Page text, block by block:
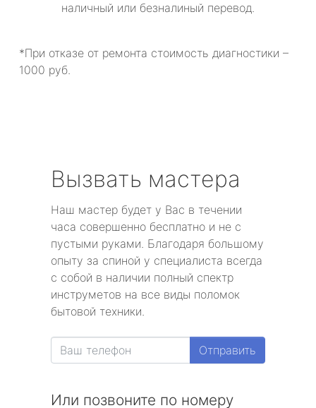
наличный или безналиный перевод.
*При отказе от ремонта стоимость диагностики –
1000 руб.
Вызвать мастера
Наш мастер будет у Вас в течении
часа совершенно бесплатно и не с
пустыми руками. Благодаря большому
опыту за спиной у специалиста всегда
с собой в наличии полный спектр
инструметов на все виды поломок
бытовой техники.
Отправить
Или позвоните по номеру